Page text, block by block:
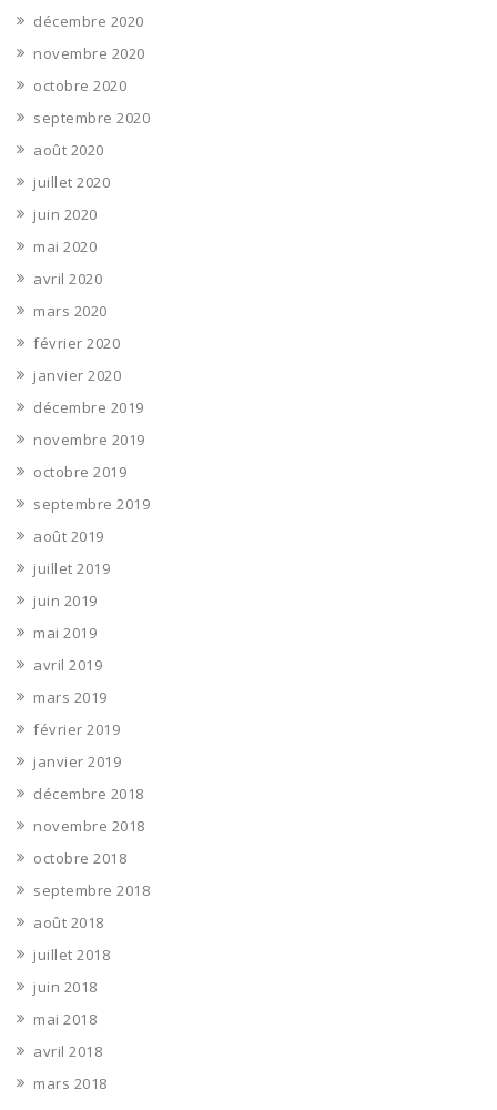
décembre 2020
novembre 2020
octobre 2020
septembre 2020
août 2020
juillet 2020
juin 2020
mai 2020
avril 2020
mars 2020
février 2020
janvier 2020
décembre 2019
novembre 2019
octobre 2019
septembre 2019
août 2019
juillet 2019
juin 2019
mai 2019
avril 2019
mars 2019
février 2019
janvier 2019
décembre 2018
novembre 2018
octobre 2018
septembre 2018
août 2018
juillet 2018
juin 2018
mai 2018
avril 2018
mars 2018